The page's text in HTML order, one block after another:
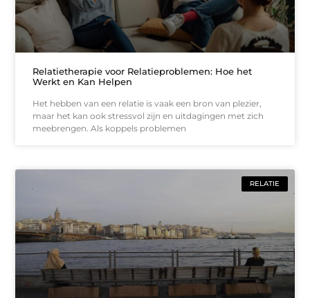
Relatietherapie voor Relatieproblemen: Hoe het
Werkt en Kan Helpen
Het hebben van een relatie is vaak een bron van plezier,
maar het kan ook stressvol zijn en uitdagingen met zich
meebrengen. Als koppels problemen
RELATIE